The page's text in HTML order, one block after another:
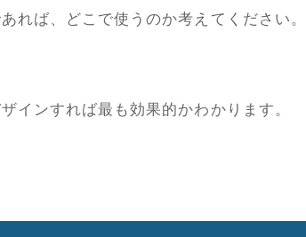
れば、どこで使うのか考えてください。
インすれば最も効果的かわかります。